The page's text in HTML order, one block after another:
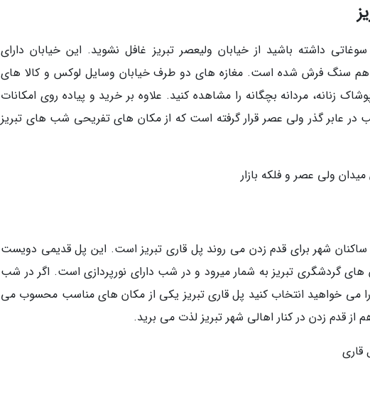
داشته باشید از خیابان ولیعصر تبریز غافل نشوید. این خیابان دارای
هم سنگ فرش شده است. مغازه های دو طرف خیابان وسایل لوکس و کالا های
زنانه، مردانه بچگانه را مشاهده کنید. علاوه بر خرید و پیاده روی امکانات
عابر گذر ولی عصر قرار گرفته است که از مکان های تفریحی شب های تبریز
ولی عصر و فلکه بازار
شهر برای قدم زدن می روند پل قاری تبریز است. این پل قدیمی دویست
های گردشگری تبریز به شمار میرود و در شب دارای نورپردازی است. اگر در شب
می خواهید انتخاب کنید پل قاری تبریز یکی از مکان های مناسب محسوب می
قدم زدن در کنار اهالی شهر تبریز لذت می برید.
قاری